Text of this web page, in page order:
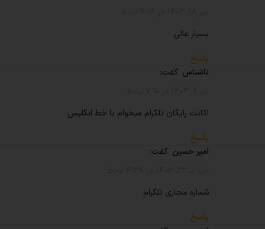
بسیار عالی
پاسخ
ناشناس گفت:
اکانت رایگان تلگرام میخوام با خط انگلیس
پاسخ
امیر حسین گفت:
شماره مجاری تلگرام
پاسخ